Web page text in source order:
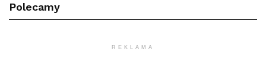
Polecamy
REKLAMA